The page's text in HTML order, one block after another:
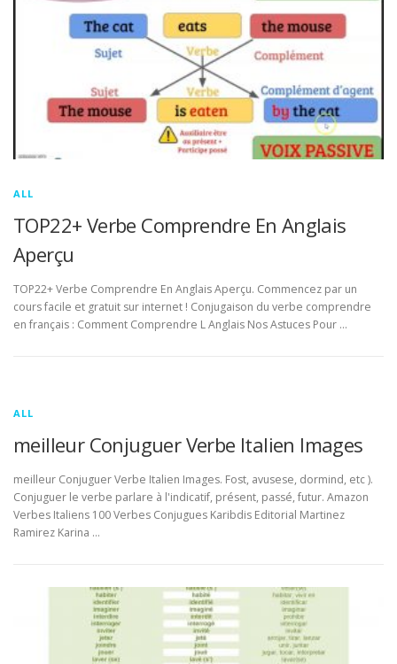
ALL
TOP22+ Verbe Comprendre En Anglais
Aperçu
TOP22+ Verbe Comprendre En Anglais Aperçu. Commencez par un
cours facile et gratuit sur internet ! Conjugaison du verbe comprendre
en français : Comment Comprendre L Anglais Nos Astuces Pour …
ALL
meilleur Conjuguer Verbe Italien Images
meilleur Conjuguer Verbe Italien Images. Fost, avusese, dormind, etc ).
Conjuguer le verbe parlare à l'indicatif, présent, passé, futur. Amazon
Verbes Italiens 100 Verbes Conjugues Karibdis Editorial Martinez
Ramirez Karina …